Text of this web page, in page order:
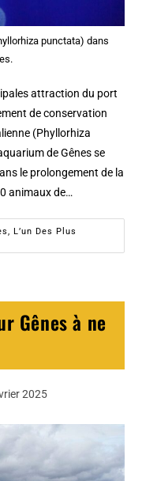
punctata) dans
attraction du port
de conservation
(Phyllorhiza
de Gênes se
le prolongement de la
animaux de…
L’un Des Plus
Gênes à ne
2025